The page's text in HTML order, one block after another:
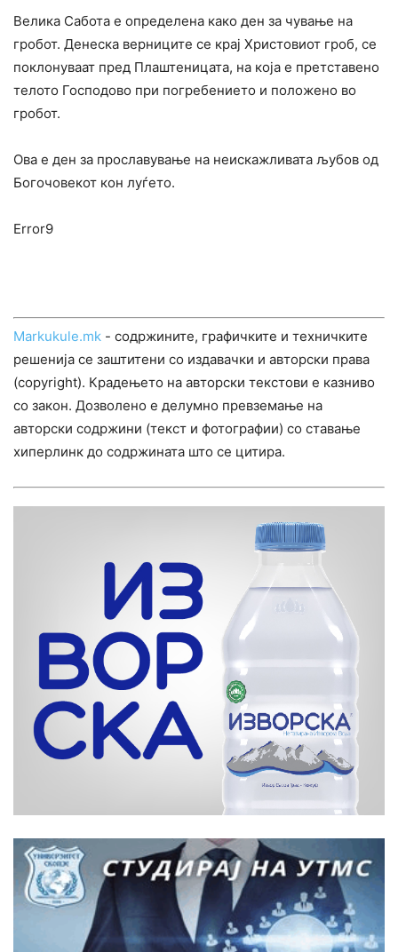
Велика Сабота е определена како ден за чување на
гробот. Денеска верниците се крај Христовиот гроб, се
поклонуваат пред Плаштеницата, на која е претставено
телото Господово при погребението и положено во
гробот.
Ова е ден за прославување на неискажливата љубов од
Богочовекот кон луѓето.
Error9
Markukule.mk - содржините, графичките и техничките
решенија се заштитени со издавачки и авторски права
(copyright). Крадењето на авторски текстови е казниво
со закон. Дозволено е делумно превземање на
авторски содржини (текст и фотографии) со ставање
хиперлинк до содржината што се цитира.